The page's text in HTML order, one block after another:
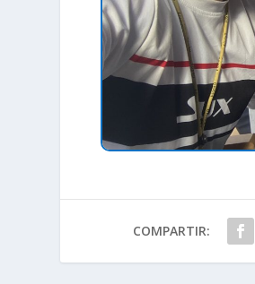
COMPARTIR: